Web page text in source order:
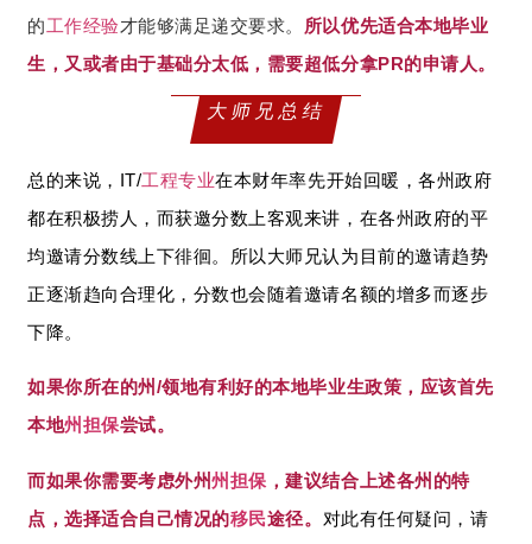
的工作经验才能够满足递交要求。 所以优先适合本地毕业
生，又或者由于基础分太低，需要超低分拿PR的申请人。
大师兄总结
总的来说，IT/工程专业在本财年率先开始回暖，各州政府
都在积极捞人，而获邀分数上客观来讲，在各州政府的平
均邀请分数线上下徘徊。所以大师兄认为目前的邀请趋势
正逐渐趋向合理化，分数也会随着邀请名额的增多而逐步
下降。
如果你所在的州/领地有利好的本地毕业生政策，应该首先
本地州担保尝试。
而如果你需要考虑外州州担保 ，建议结合上述各州的特
点，选择适合自己情况的移民途径。 对此有任何疑问，请